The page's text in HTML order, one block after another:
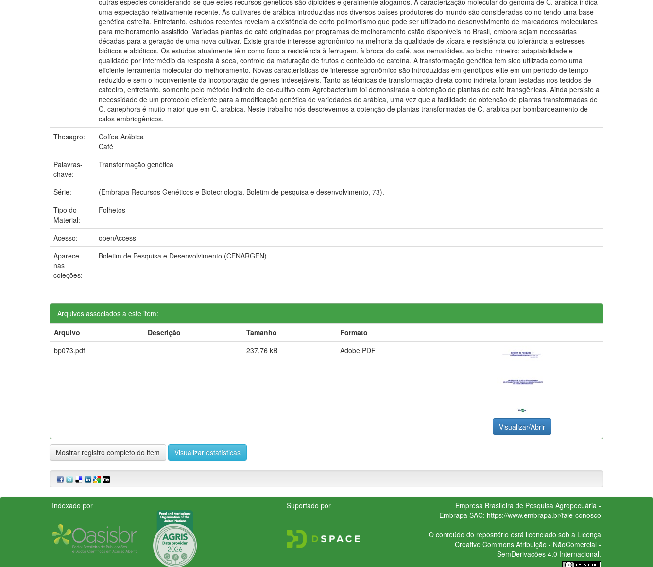
uma especiação relativamente recente. As cultivares de arábica introduzidas nos diversos países produtores do mundo são consideradas como tendo uma base
genética estreita. Entretanto, estudos recentes revelam a existência de certo polimorfismo que pode ser utilizado no desenvolvimento de marcadores moleculares
para melhoramento assistido. Variadas plantas de café originadas por programas de melhoramento estão disponíveis no Brasil, embora sejam necessárias
décadas para a geração de uma nova cultivar. Existe grande interesse agronômico na melhoria da qualidade de xícara e resistência ou tolerância a estresses
bióticos e abióticos. Os estudos atualmente têm como foco a resistência à ferrugem, à broca-do-café, aos nematóides, ao bicho-mineiro; adaptabilidade e
qualidade por intermédio da resposta à seca, controle da maturação de frutos e conteúdo de cafeína. A transformação genética tem sido utilizada como uma
eficiente ferramenta molecular do melhoramento. Novas características de interesse agronômico são introduzidas em genótipos-elite em um período de tempo
reduzido e sem o inconveniente da incorporação de genes indesejáveis. Tanto as técnicas de transformação direta como indireta foram testadas nos tecidos de
cafeeiro, entretanto, somente pelo método indireto de co-cultivo com Agrobacterium foi demonstrada a obtenção de plantas de café transgênicas. Ainda persiste a
necessidade de um protocolo eficiente para a modificação genética de variedades de arábica, uma vez que a facilidade de obtenção de plantas transformadas de
C. canephora é muito maior que em C. arabica. Neste trabalho nós descrevemos a obtenção de plantas transformadas de C. arabica por bombardeamento de
calos embriogênicos.
Thesagro:
Coffea Arábica
Café
Palavras-
chave:
Transformação genética
Série:
(Embrapa Recursos Genéticos e Biotecnologia. Boletim de pesquisa e desenvolvimento, 73).
Tipo do
Material:
Folhetos
Acesso:
openAccess
Aparece
nas
coleções:
Boletim de Pesquisa e Desenvolvimento (CENARGEN)
Arquivos associados a este item:
Arquivo
Descrição Tamanho
Formato
bp073.pdf
237,76 kB Adobe PDF
Visualizar/Abrir
Mostrar registro completo do item Visualizar estatísticas
Indexado por Suportado por
Empresa Brasileira de Pesquisa Agropecuária -
Embrapa SAC: https://www.embrapa.br/fale-conosco
O conteúdo do repositório está licenciado sob a Licença
Creative CommonsAtribuição - NãoComercial -
SemDerivações 4.0 Internacional.